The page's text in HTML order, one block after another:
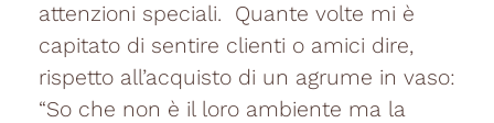
attenzioni speciali. Quante volte mi è
capitato di sentire clienti o amici dire,
rispetto all’acquisto di un agrume in vaso:
“So che non è il loro ambiente ma la